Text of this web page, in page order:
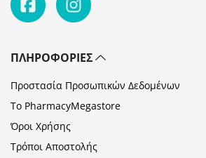
ΠΛΗΡΟΦΟΡΊΕΣ
Προστασία Προσωπικών Δεδομένων
Το PharmacyMegastore
Όροι Χρήσης
Τρόποι Αποστολής